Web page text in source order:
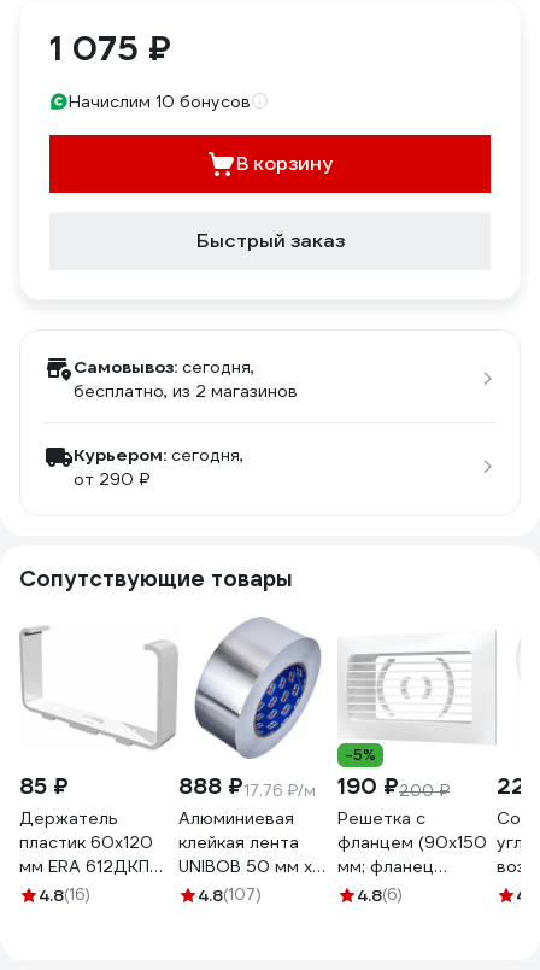
1 075 ₽
Начислим 10 бонусов
В корзину
Быстрый заказ
Самовывоз: сегодня,
бесплатно, из 2 магазинов
Курьером: сегодня,
от 290 ₽
Сопутствующие товары
85 ₽
Держатель
пластик 60х120
мм ERA 612ДКП
210-004
4.8(16)
888 ₽17.76 ₽/м
Алюминиевая
клейкая лента
UNIBOB 50 мм х
50 м 211750
4.8(107)
-5%
190 ₽200 ₽
Решетка с
фланцем (90х150
мм; фланец
60х120 мм) ERA
4.8(6) 4.8